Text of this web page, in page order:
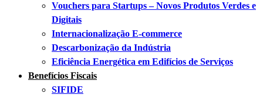
Vouchers para Startups – Novos Produtos Verdes e
Digitais
Internacionalização E-commerce
Descarbonização da Indústria
Eficiência Energética em Edifícios de Serviços
Benefícios Fiscais
SIFIDE